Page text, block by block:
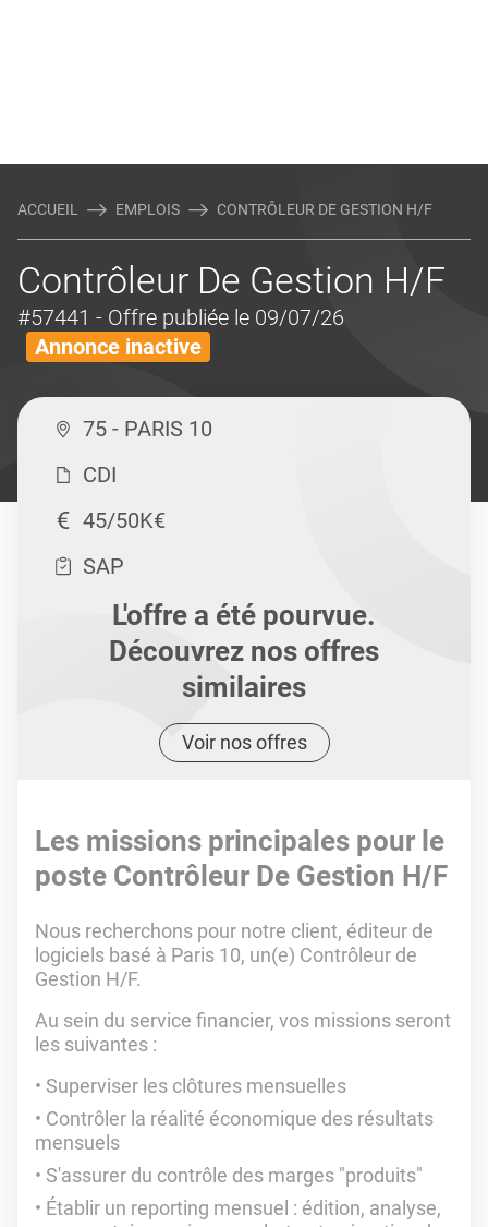
ACCUEIL EMPLOIS CONTRÔLEUR DE GESTION H/F
Contrôleur De Gestion H/F
#57441 - Offre publiée le 09/07/26
Annonce inactive
75 - PARIS 10
CDI
45/50K€
SAP
L'offre a été pourvue.
Découvrez nos offres
similaires
Voir nos offres
Les missions principales pour le
poste Contrôleur De Gestion H/F
Nous recherchons pour notre client, éditeur de
logiciels basé à Paris 10, un(e) Contrôleur de
Gestion H/F.
Au sein du service financier, vos missions seront
les suivantes :
Superviser les clôtures mensuelles
Contrôler la réalité économique des résultats
mensuels
S'assurer du contrôle des marges "produits"
Établir un reporting mensuel : édition, analyse,